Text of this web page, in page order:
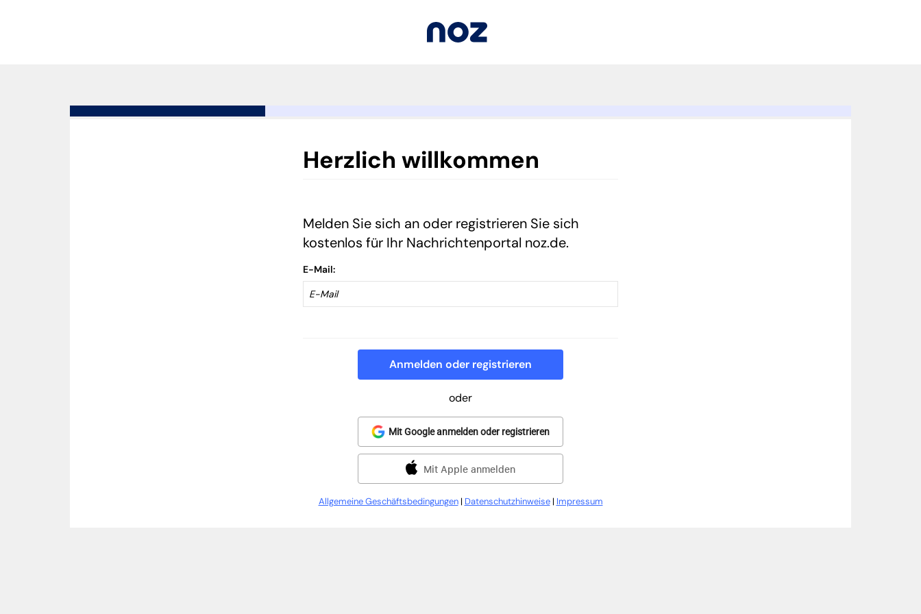
Herzlich willkommen
Melden Sie sich an oder registrieren Sie sich
kostenlos für Ihr Nachrichtenportal noz.de.
E-Mail
Anmelden oder registrieren
oder
Mit Google anmelden oder registrieren
Mit Apple anmelden
Allgemeine Geschäftsbedingungen| Datenschutzhinweise| Impressum